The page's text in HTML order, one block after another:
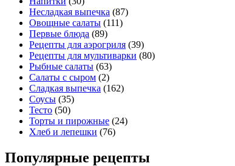
Несладкая выпечка (87)
Овощные салаты (111)
Первые блюда (89)
Рецепты для аэрогриля (39)
Рецепты для мультиварки (80)
Рыбные салаты (63)
Салаты с сыром (2)
Сладкая выпечка (162)
Соусы (35)
Тесто (50)
Торты и пирожные (24)
Хлеб и лепешки (76)
Популярные рецепты